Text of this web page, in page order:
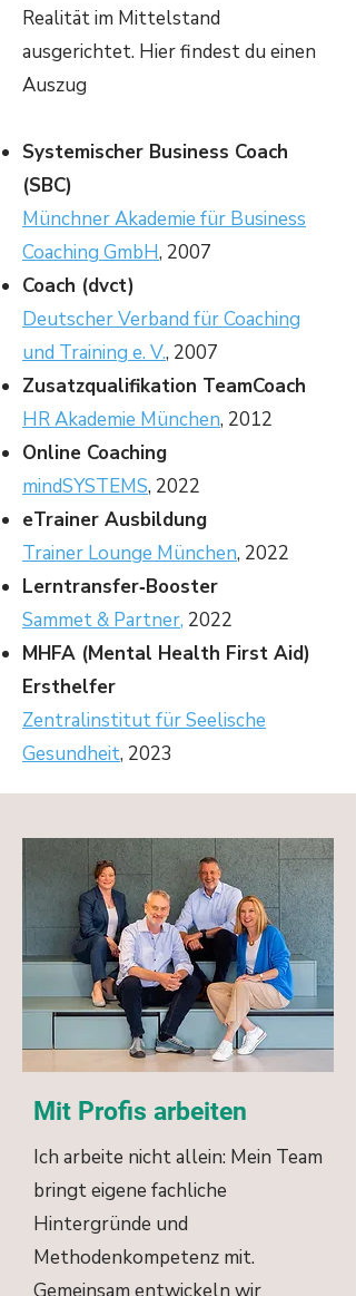
Realität im Mittelstand
ausgerichtet. Hier findest du einen
Auszug
Systemischer Business Coach
(SBC)
Münchner Akademie für Business
Coaching GmbH, 2007
Coach (dvct)
Deutscher Verband für Coaching
und Training e. V., 2007
Zusatzqualifikation TeamCoach
HR Akademie München, 2012
Online Coaching
mindSYSTEMS, 2022
eTrainer Ausbildung
Trainer Lounge München, 2022
Lerntransfer‑Booster
Sammet & Partner, 2022
MHFA (Mental Health First Aid)
Ersthelfer
Zentralinstitut für Seelische
Gesundheit, 2023
Mit Profis arbeiten
Ich arbeite nicht allein: Mein Team
bringt eigene fachliche
Hintergründe und
Methodenkompetenz mit.